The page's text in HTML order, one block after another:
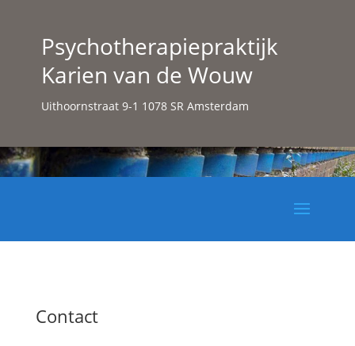
Psychotherapiepraktijk
Karien van de Wouw
Uithoornstraat 9-1 1078 SR Amsterdam
Contact